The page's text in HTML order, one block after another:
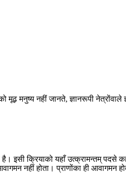
मनुष्य नहीं जानते, ज्ञानरूपी नेत्रोंवाले
इसी क्रियाको यहाँ उत्क्रामन्तम्
नहीं होता। प्राणोंका ही आवागमन